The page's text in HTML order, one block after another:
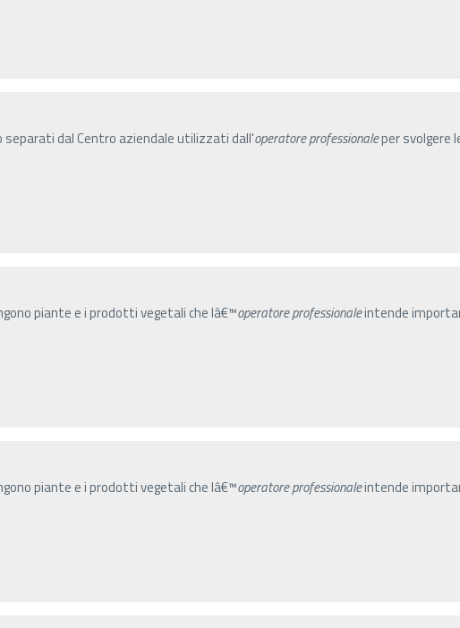
dal Centro aziendale utilizzati dall'operatoreprofessionaleper svolgere
piante e i prodotti vegetali che lâ€™operatoreprofessionaleintende
piante e i prodotti vegetali che lâ€™operatoreprofessionaleintende